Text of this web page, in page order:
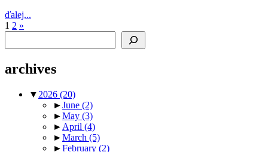
ďalej...
Posts
1 2 Next
»
archives
▼ 2026 (20)
►June (2)
►May (3)
► April (4)
►March (5)
►February (2)